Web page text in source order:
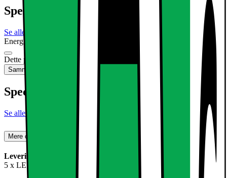
Specifikationer
Se alle specifikationer
Energimærkning
Produktdatablad
Dette produkt er ikke tilgængeligt
Sammenlign
Specifikationer
Se alle specifikationer
Mere om produktet
Leveringsomfang:
5 x LED COB Lampe neutral hvid